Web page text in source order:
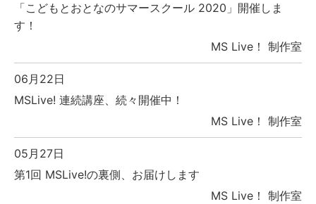
「こどもとおとなのサマースクール 2020」開催しま
す！
MS Live！ 制作室
06月22日
MSLive! 連続講座、続々開催中！
MS Live！ 制作室
05月27日
第1回 MSLive!の裏側、お届けします
MS Live！ 制作室